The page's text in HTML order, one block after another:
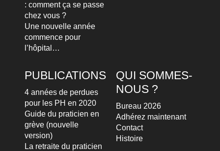
: comment ça se passe
chez vous ?
Une nouvelle année
commence pour
l’hôpital…
PUBLICATIONS
4 années de perdues
pour les PH en 2020
Guide du praticien en
grève (nouvelle
version)
La retraite du praticien
QUI SOMMES-
NOUS ?
Bureau 2026
Adhérez maintenant
Contact
Histoire